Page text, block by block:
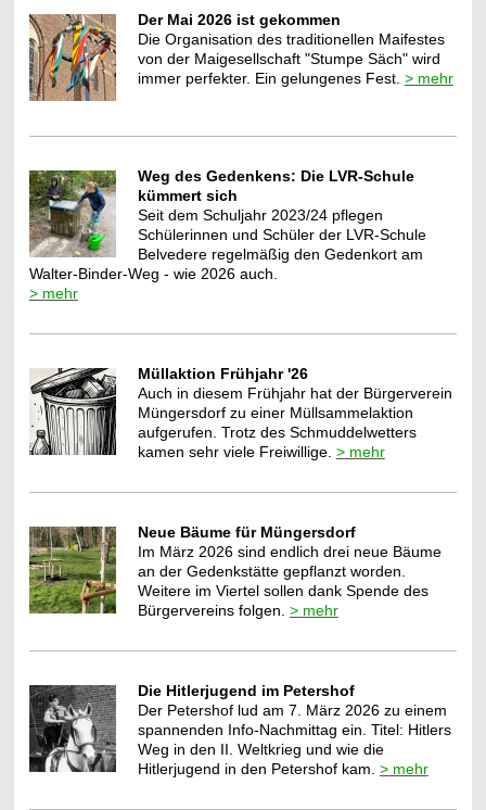
Der Mai 2026 ist gekommen
Die Organisation des traditionellen Maifestes
von der Maigesellschaft "Stumpe Säch" wird
immer perfekter. Ein gelungenes Fest. > mehr
Weg des Gedenkens: Die LVR-Schule
kümmert sich
Seit dem Schuljahr 2023/24 pflegen
Schülerinnen und Schüler der LVR-Schule
Belvedere regelmäßig den Gedenkort am
Walter-Binder-Weg - wie 2026 auch.
> mehr
Müllaktion Frühjahr '26
Auch in diesem Frühjahr hat der Bürgerverein
Müngersdorf zu einer Müllsammelaktion
aufgerufen. Trotz des Schmuddelwetters
kamen sehr viele Freiwillige. > mehr
Neue Bäume für Müngersdorf
Im März 2026 sind endlich drei neue Bäume
an der Gedenkstätte gepflanzt worden.
Weitere im Viertel sollen dank Spende des
Bürgervereins folgen. > mehr
Die Hitlerjugend im Petershof
Der Petershof lud am 7. März 2026 zu einem
spannenden Info-Nachmittag ein. Titel: Hitlers
Weg in den II. Weltkrieg und wie die
Hitlerjugend in den Petershof kam. > mehr